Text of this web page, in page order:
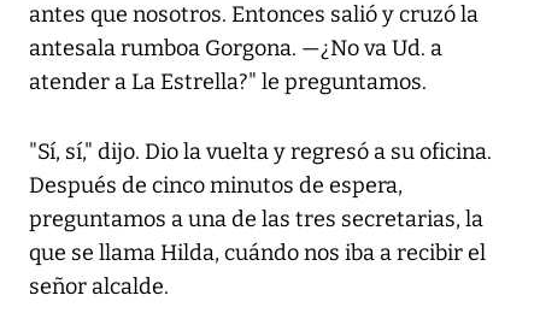
antes que nosotros. Entonces salió y cruzó la
antesala rumboa Gorgona. —¿No va Ud. a
atender a La Estrella?" le preguntamos.
"Sí, sí," dijo. Dio la vuelta y regresó a su oficina.
Después de cinco minutos de espera,
preguntamos a una de las tres secretarias, la
que se llama Hilda, cuándo nos iba a recibir el
señor alcalde.